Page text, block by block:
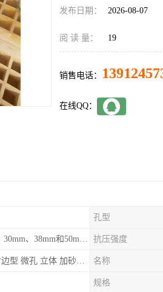
发布日期： 2026-08-07
阅 读 量： 19
销售电话：
在线QQ：
孔型
常见的有19mm、25mm、30mm、38mm和50mm等 抗压强度
普通型 防滑型 ‌烤漆型 封边型 ‌微孔 立体 加砂覆面型 平面型 名称
规格